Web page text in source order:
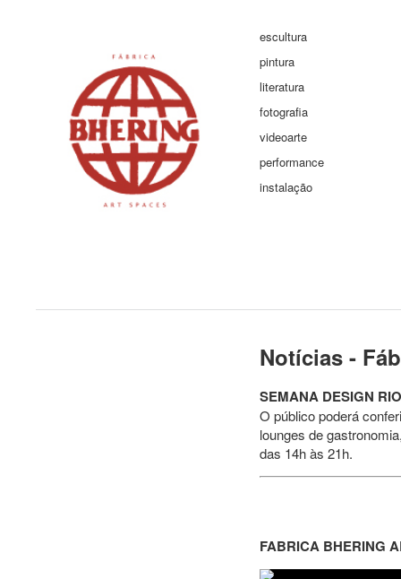
escultura
pintura
literatura
fotografia
videoarte
performance
instalação
Notícias -
SEMANA DESIGN RIO
O público poderá
lounges de
das 14h às 21h.
FABRICA BHERING